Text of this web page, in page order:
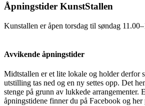
Åpningstider KunstStallen
Kunstallen er åpen torsdag til søndag
Avvikende åpningstider
Midtstallen er et lite lokale og holder derfor
utstilling tas ned og en ny settes opp. Det
stenge på grunn av lukkede arrangementer.
åpningstidene finner du på Facebook og